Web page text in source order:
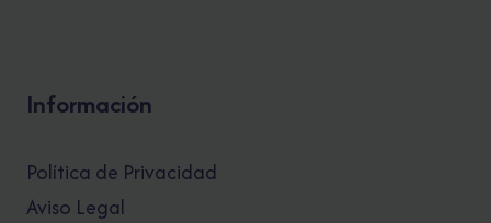
Información
Política de Privacidad
Aviso Legal